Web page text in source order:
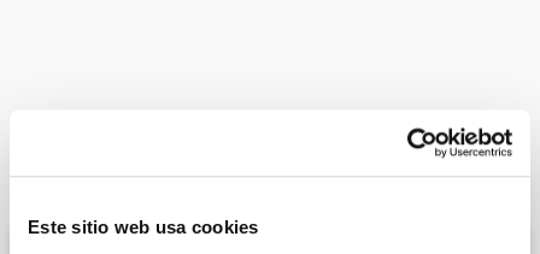
Este sitio web usa cookies
ÚLTIMAS RECETAS